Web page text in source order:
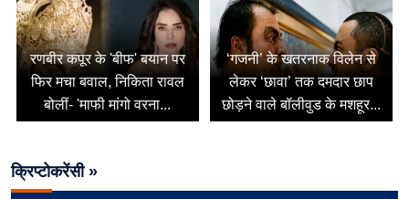
रणबीर कपूर के 'बीफ' बयान पर
फिर मचा बवाल, निकिता रावल
बोलीं- 'माफी मांगो वरना...
‘गजनी’ के खतरनाक विलेन से
लेकर ‘छावा’ तक दमदार छाप
छोड़ने वाले बॉलीवुड के मशहूर...
क्रिप्टोकरेंसी »